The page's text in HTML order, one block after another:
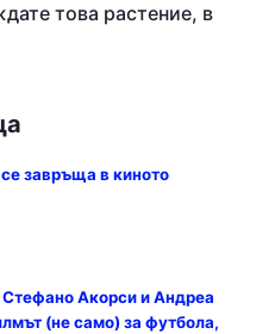
това растение, в
завръща в киното
Акорси и Андреа
(не само) за футбола,